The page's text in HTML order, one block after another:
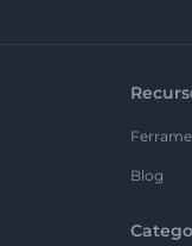
Blog